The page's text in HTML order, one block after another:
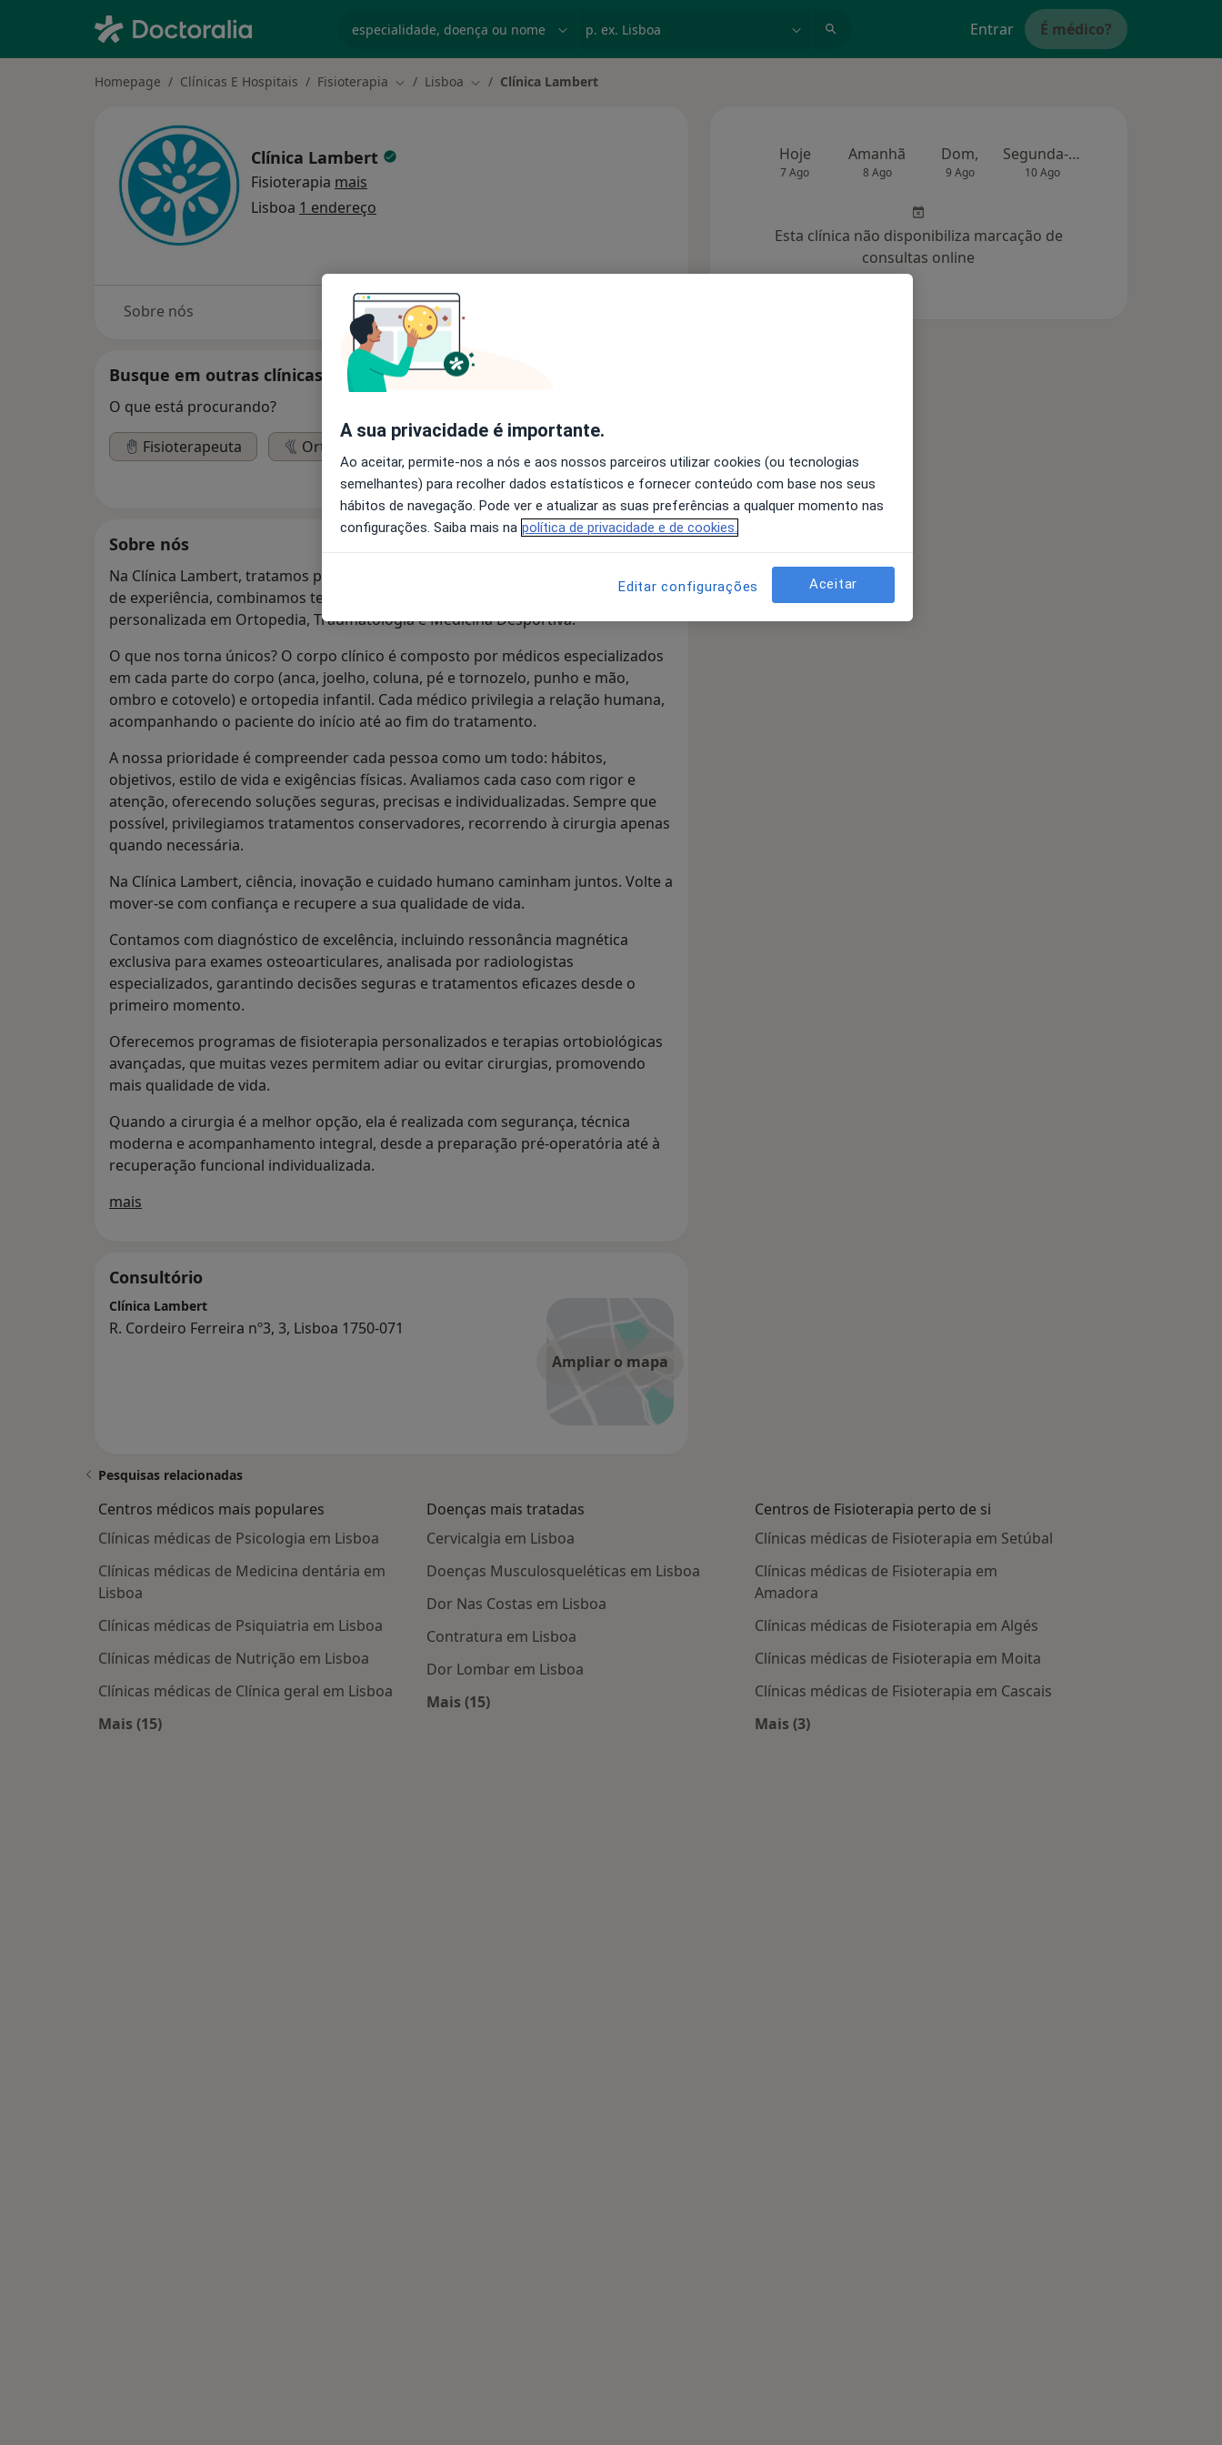
Entrar É médico?
Homepage Clínicas E Hospitais Fisioterapia Mudar de cidade
Lisboa Mudar de cidade
Clínica Lambert
Clínica Lambert
Fisioterapia mais
Lisboa 1 endereço
Sobre nós Consultórios
Busque em outras clínicas
O que está procurando?
Fisioterapeuta
Ortopedista
Pesquisar outra especialidade
Sobre nós
Na Clínica Lambert, tratamos pessoas, não apenas lesões. Com mais de 37 anos
de experiência, combinamos tecnologia avançada e uma abordagem
personalizada em Ortopedia, Traumatologia e Medicina Desportiva.
O que nos torna únicos? O corpo clínico é composto por médicos especializados
em cada parte do corpo (anca, joelho, coluna, pé e tornozelo, punho e mão,
ombro e cotovelo) e ortopedia infantil. Cada médico privilegia a relação humana,
acompanhando o paciente do início até ao fim do tratamento.
A nossa prioridade é compreender cada pessoa como um todo: hábitos,
objetivos, estilo de vida e exigências físicas. Avaliamos cada caso com rigor e
atenção, oferecendo soluções seguras, precisas e individualizadas. Sempre que
possível, privilegiamos tratamentos conservadores, recorrendo à cirurgia apenas
quando necessária.
Na Clínica Lambert, ciência, inovação e cuidado humano caminham juntos. Volte a
mover-se com confiança e recupere a sua qualidade de vida.
Contamos com diagnóstico de excelência, incluindo ressonância magnética
exclusiva para exames osteoarticulares, analisada por radiologistas
especializados, garantindo decisões seguras e tratamentos eficazes desde o
primeiro momento.
Oferecemos programas de fisioterapia personalizados e terapias ortobiológicas
avançadas, que muitas vezes permitem adiar ou evitar cirurgias, promovendo
mais qualidade de vida.
Quando a cirurgia é a melhor opção, ela é realizada com segurança, técnica
moderna e acompanhamento integral, desde a preparação pré-operatória até à
recuperação funcional individualizada.
mais
Consultório
Ampliar o mapa
Clínica Lambert
R. Cordeiro Ferreira nº3, 3, Lisboa 1750-071
Hoje
7 Ago
Amanhã
8 Ago
Dom,
9 Ago
Segunda-feira
10 Ago
Esta clínica não disponibiliza marcação de
consultas online
Pesquisas relacionadas
Centros médicos mais populares
Clínicas médicas de Psicologia em Lisboa
Clínicas médicas de Medicina dentária em
Lisboa
Clínicas médicas de Psiquiatria em Lisboa
Clínicas médicas de Nutrição em Lisboa
Clínicas médicas de Clínica geral em Lisboa
Mais (15)
Doenças mais tratadas
Cervicalgia em Lisboa
Doenças Musculosqueléticas em Lisboa
Dor Nas Costas em Lisboa
Contratura em Lisboa
Dor Lombar em Lisboa
Mais (15)
Mais na categoria: Doenças mais tratadas
Centros de Fisioterapia perto de si
Clínicas médicas de Fisioterapia em Setúbal
Clínicas médicas de Fisioterapia em
Amadora
Clínicas médicas de Fisioterapia em Algés
Clínicas médicas de Fisioterapia em Moita
Clínicas médicas de Fisioterapia em Cascais
Mais (3)
A sua privacidade é importante.
Ao aceitar, permite-nos a nós e aos nossos parceiros utilizar cookies (ou tecnologias
semelhantes) para recolher dados estatísticos e fornecer conteúdo com base nos seus
hábitos de navegação. Pode ver e atualizar as suas preferências a qualquer momento nas
configurações. Saiba mais na política de privacidade e de cookies.
Editar configurações Aceitar